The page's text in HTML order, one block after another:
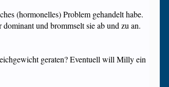
(hormonelles) Problem gehandelt habe.
und brommselt sie ab und zu an.
geraten? Eventuell will Milly ein